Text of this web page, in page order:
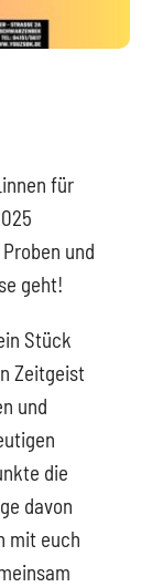
für
und
geht!
Stück
Zeitgeist
und
die
davon
mit euch